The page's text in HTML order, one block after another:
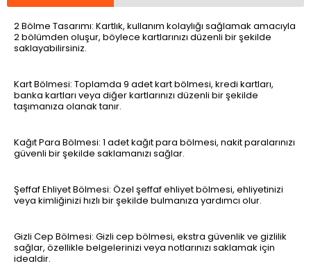
2 Bölme Tasarımı: Kartlık, kullanım kolaylığı sağlamak amacıyla
2 bölümden oluşur, böylece kartlarınızı düzenli bir şekilde
saklayabilirsiniz.
Kart Bölmesi: Toplamda 9 adet kart bölmesi, kredi kartları,
banka kartları veya diğer kartlarınızı düzenli bir şekilde
taşımanıza olanak tanır.
Kağıt Para Bölmesi: 1 adet kağıt para bölmesi, nakit paralarınızı
güvenli bir şekilde saklamanızı sağlar.
Şeffaf Ehliyet Bölmesi: Özel şeffaf ehliyet bölmesi, ehliyetinizi
veya kimliğinizi hızlı bir şekilde bulmanıza yardımcı olur.
Gizli Cep Bölmesi: Gizli cep bölmesi, ekstra güvenlik ve gizlilik
sağlar, özellikle belgelerinizi veya notlarınızı saklamak için
idealdir.